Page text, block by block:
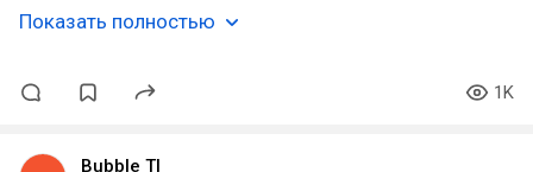
Показать полностью
1K
Bubble TI